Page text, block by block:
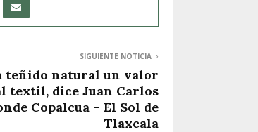
SIGUIENTE NOTICIA
teñido natural un valor
textil, dice Juan Carlos
Copalcua – El Sol de
Tlaxcala